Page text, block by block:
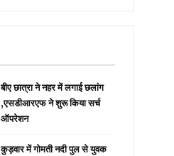
बीए छात्रा ने नहर में लगाई छलांग
,एसडीआरएफ ने शुरू किया सर्च
ऑपरेशन
कुड़वार में गोमती नदी पुल से युवक